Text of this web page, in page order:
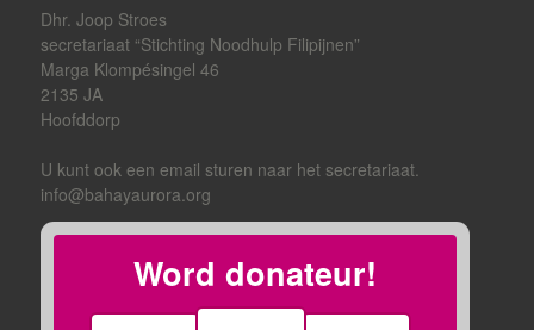
Dhr. Joop Stroes
secretariaat “Stichting Noodhulp Filipijnen”
Marga Klompésingel 46
2135 JA
Hoofddorp
U kunt ook een email sturen naar het secretariaat.
info@bahayaurora.org
Word donateur!